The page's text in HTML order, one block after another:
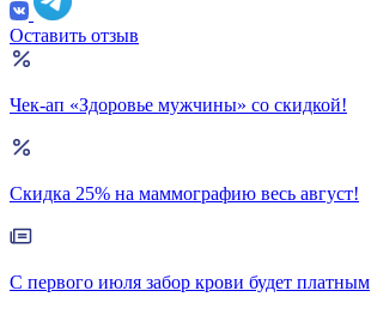
Оставить отзыв
Чек-ап «Здоровье мужчины» со скидкой!
Скидка 25% на маммографию весь август!
С первого июля забор крови будет платным